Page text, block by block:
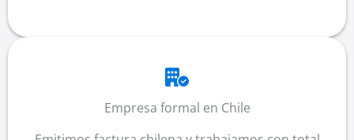
Empresa formal en Chile